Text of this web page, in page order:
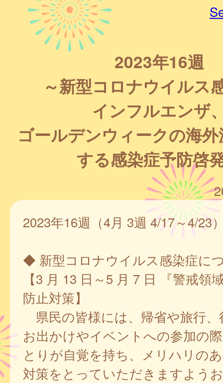
2023年16週
～新型コロナウイルス
インフルエンザ
ゴールデンウィークの海
する感染症予防啓
2023年16週（4月 3週 4/17～4/23
◆ 新型コロナウイルス感染症に
【3 月 13 日～5 月 7 日 『警戒領
防止対策】
県民の皆様には、帰省や旅行、
お出かけやイベントへの参加の
とりが自覚を持ち、メリハリの
対策をとっていただきますよう